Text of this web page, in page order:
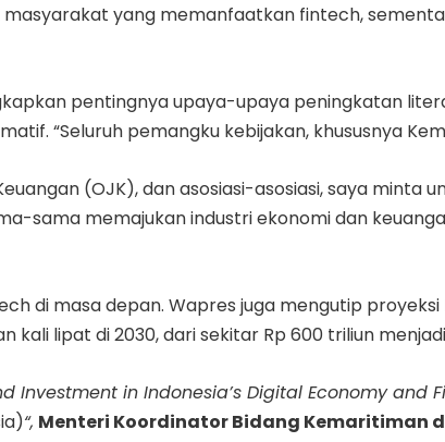
yang memanfaatkan fintech,
pentingnya upaya-upaya peningkatan
“Seluruh pemangku kebijakan, khususnya
(OJK), dan asosiasi-asosiasi, saya minta
sama memajukan industri ekonomi dan
di masa depan. Wapres juga mengutip
lipat di 2030, dari sekitar Rp 600 triliun
Investment in Indonesia’s Digital Economy and
“, Menteri Koordinator Bidang Kemaritiman